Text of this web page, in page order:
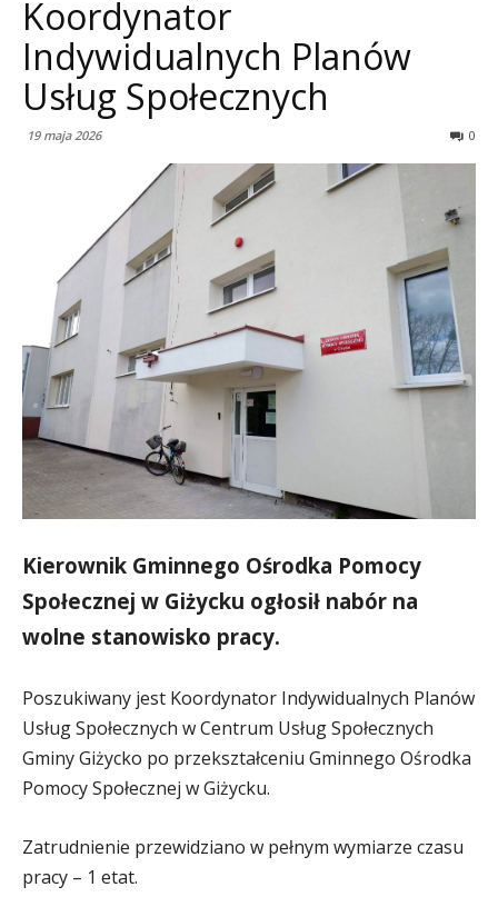
Koordynator
Indywidualnych Planów
Usług Społecznych
19 maja 2026 0
Kierownik Gminnego Ośrodka Pomocy
Społecznej w Giżycku ogłosił nabór na
wolne stanowisko pracy.
Poszukiwany jest Koordynator Indywidualnych Planów
Usług Społecznych w Centrum Usług Społecznych
Gminy Giżycko po przekształceniu Gminnego Ośrodka
Pomocy Społecznej w Giżycku.
Zatrudnienie przewidziano w pełnym wymiarze czasu
pracy – 1 etat.